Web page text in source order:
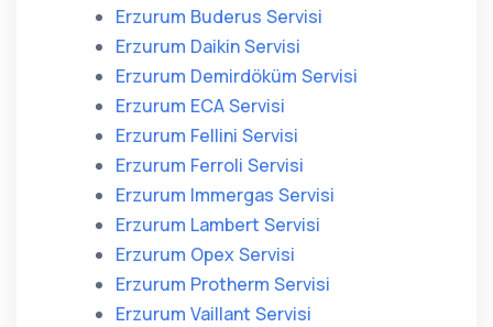
Erzurum Buderus Servisi
Erzurum Daikin Servisi
Erzurum Demirdöküm Servisi
Erzurum ECA Servisi
Erzurum Fellini Servisi
Erzurum Ferroli Servisi
Erzurum Immergas Servisi
Erzurum Lambert Servisi
Erzurum Opex Servisi
Erzurum Protherm Servisi
Erzurum Vaillant Servisi